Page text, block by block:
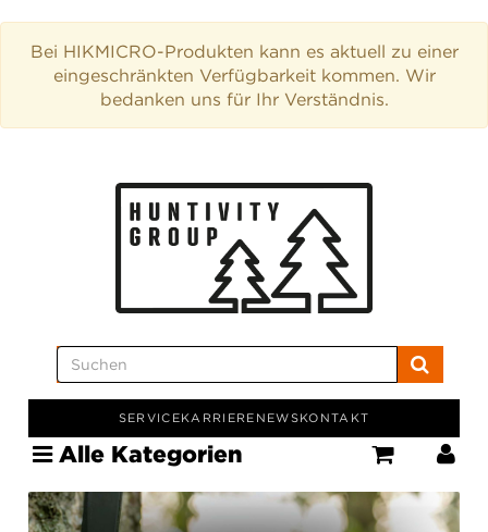
Bei HIKMICRO-Produkten kann es aktuell zu einer
eingeschränkten Verfügbarkeit kommen. Wir
bedanken uns für Ihr Verständnis.
SERVICEKARRIERE NEWSKONTAKT
Alle Kategorien